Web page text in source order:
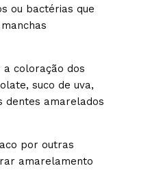
ou bactérias que
coloração dos
suco de uva,
dentes amarelados
por outras
amarelamento